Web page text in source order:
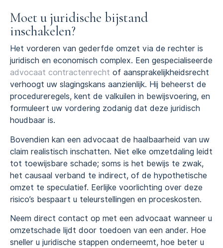
Moet u juridische bijstand
inschakelen?
Het vorderen van gederfde omzet via de rechter is
juridisch en economisch complex. Een gespecialiseerde
advocaat contractenrecht of aansprakelijkheidsrecht
verhoogt uw slagingskans aanzienlijk. Hij beheerst de
procedureregels, kent de valkuilen in bewijsvoering, en
formuleert uw vordering zodanig dat deze juridisch
houdbaar is.
Bovendien kan een advocaat de haalbaarheid van uw
claim realistisch inschatten. Niet elke omzetdaling leidt
tot toewijsbare schade; soms is het bewijs te zwak,
het causaal verband te indirect, of de hypothetische
omzet te speculatief. Eerlijke voorlichting over deze
risico’s bespaart u teleurstellingen en proceskosten.
Neem direct contact op met een advocaat wanneer u
omzetschade lijdt door toedoen van een ander. Hoe
sneller u juridische stappen onderneemt, hoe beter u